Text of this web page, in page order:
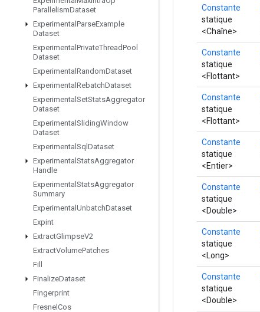
ParallelismDataset
Experimental ParseExample
Dataset
Experimental PrivateThreadPool
Dataset
Experimental RandomDataset
Experimental RebatchDataset
Experimental SetStatsAggregator
Dataset
Experimental SlidingWindow
Dataset
Experimental Sql Dataset
Experimental StatsAggregator
Handle
Experimental StatsAggregator
Summary
Experimental UnbatchDataset
Expint
ExtractGlimpseV2
ExtractVolumePatches
Fill
FinalizeDataset
Fingerprint
Fresnel Cos
Constante
statique
<Chaîne>
Constante
statique
<Flottant>
Constante
statique
<Flottant>
Constante
statique
<Entier>
Constante
statique
<Double>
Constante
statique
<Long>
Constante
statique
<Double>